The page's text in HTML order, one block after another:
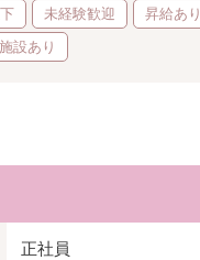
未経験歓迎 昇給あり
設あり
正社員